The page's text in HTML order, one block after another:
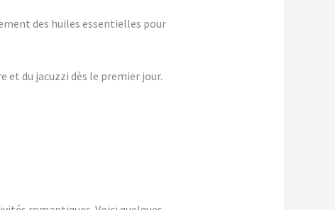
des huiles essentielles pour
et du jacuzzi dès le premier jour.